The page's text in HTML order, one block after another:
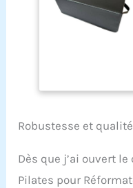
Robustesse et
Dès que j’ai ouvert le
Pilates pour